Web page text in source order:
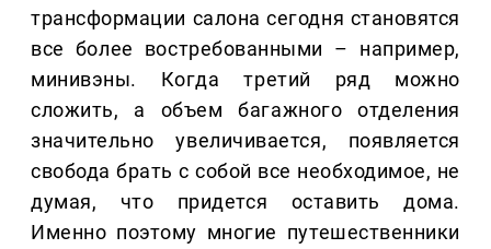
трансформации салона сегодня становятся
все более востребованными – например,
минивэны. Когда третий ряд можно
сложить, а объем багажного отделения
значительно увеличивается, появляется
свобода брать с собой все необходимое, не
думая, что придется оставить дома.
Именно поэтому многие путешественники